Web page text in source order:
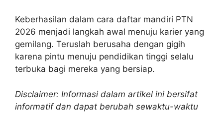
Keberhasilan dalam cara daftar mandiri PTN
2026 menjadi langkah awal menuju karier yang
gemilang. Teruslah berusaha dengan gigih
karena pintu menuju pendidikan tinggi selalu
terbuka bagi mereka yang bersiap.
Disclaimer: Informasi dalam artikel ini bersifat
informatif dan dapat berubah sewaktu-waktu